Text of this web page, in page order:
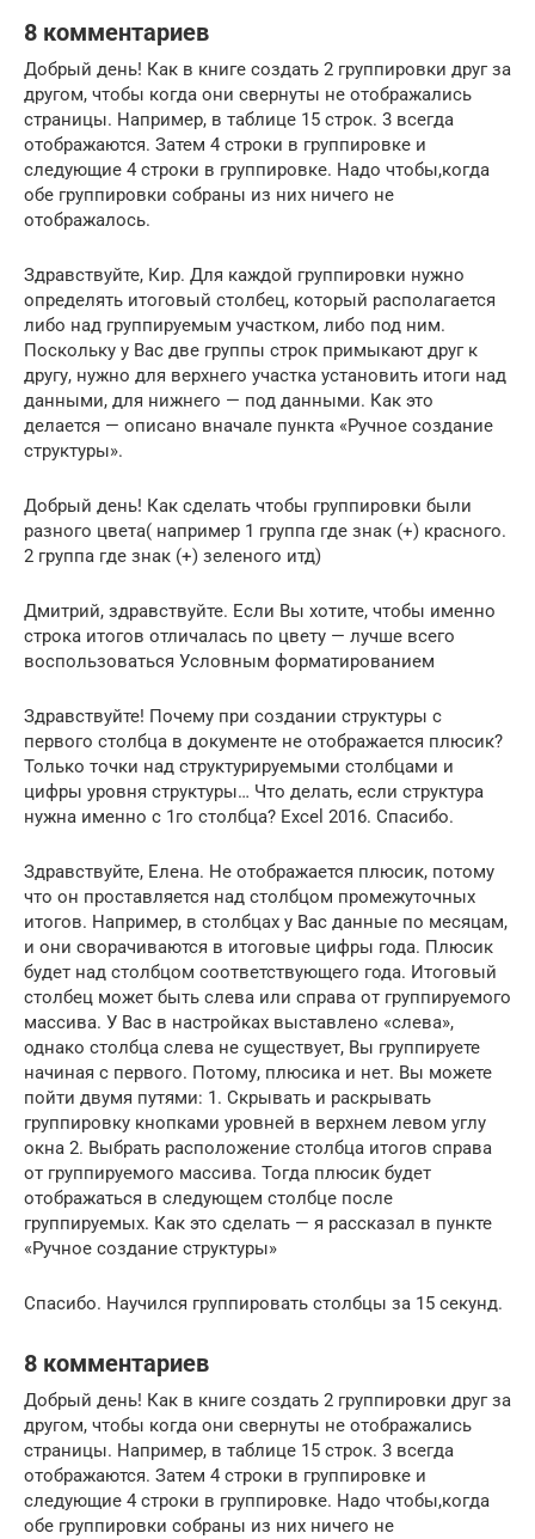
8 комментариев
Добрый день! Как в книге создать 2 группировки друг за
другом, чтобы когда они свернуты не отображались
страницы. Например, в таблице 15 строк. 3 всегда
отображаются. Затем 4 строки в группировке и
следующие 4 строки в группировке. Надо чтобы,когда
обе группировки собраны из них ничего не
отображалось.
Здравствуйте, Кир. Для каждой группировки нужно
определять итоговый столбец, который располагается
либо над группируемым участком, либо под ним.
Поскольку у Вас две группы строк примыкают друг к
другу, нужно для верхнего участка установить итоги над
данными, для нижнего — под данными. Как это
делается — описано вначале пункта «Ручное создание
структуры».
Добрый день! Как сделать чтобы группировки были
разного цвета( например 1 группа где знак (+) красного.
2 группа где знак (+) зеленого итд)
Дмитрий, здравствуйте. Если Вы хотите, чтобы именно
строка итогов отличалась по цвету — лучше всего
воспользоваться Условным форматированием
Здравствуйте! Почему при создании структуры с
первого столбца в документе не отображается плюсик?
Только точки над структурируемыми столбцами и
цифры уровня структуры… Что делать, если структура
нужна именно с 1го столбца? Excel 2016. Спасибо.
Здравствуйте, Елена. Не отображается плюсик, потому
что он проставляется над столбцом промежуточных
итогов. Например, в столбцах у Вас данные по месяцам,
и они сворачиваются в итоговые цифры года. Плюсик
будет над столбцом соответствующего года. Итоговый
столбец может быть слева или справа от группируемого
массива. У Вас в настройках выставлено «слева»,
однако столбца слева не существует, Вы группируете
начиная с первого. Потому, плюсика и нет. Вы можете
пойти двумя путями: 1. Скрывать и раскрывать
группировку кнопками уровней в верхнем левом углу
окна 2. Выбрать расположение столбца итогов справа
от группируемого массива. Тогда плюсик будет
отображаться в следующем столбце после
группируемых. Как это сделать — я рассказал в пункте
«Ручное создание структуры»
Спасибо. Научился группировать столбцы за 15 секунд.
8 комментариев
Добрый день! Как в книге создать 2 группировки друг за
другом, чтобы когда они свернуты не отображались
страницы. Например, в таблице 15 строк. 3 всегда
отображаются. Затем 4 строки в группировке и
следующие 4 строки в группировке. Надо чтобы,когда
обе группировки собраны из них ничего не